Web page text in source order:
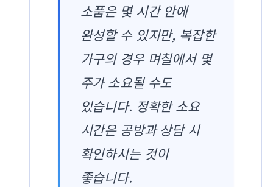
소품은 몇 시간 안에
완성할 수 있지만, 복잡한
가구의 경우 며칠에서 몇
주가 소요될 수도
있습니다. 정확한 소요
시간은 공방과 상담 시
확인하시는 것이
좋습니다.